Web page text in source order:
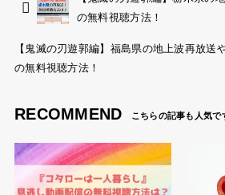
の無料視聴方法！
【鬼滅の刃遊郭編】福島県の地上波再放送
の無料視聴方法！
RECOMMEND